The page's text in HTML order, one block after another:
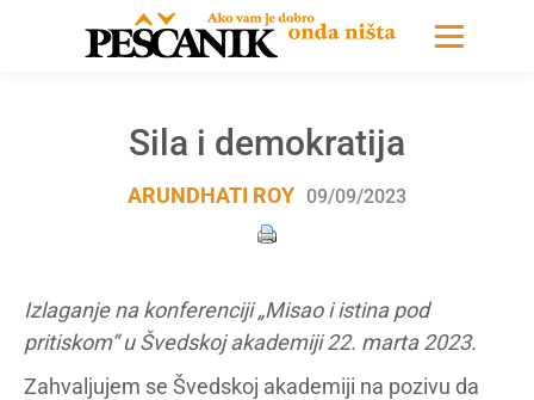
Sila i demokratija
ARUNDHATI ROY 09/09/2023
Izlaganje na konferenciji „Misao i istina pod
pritiskom“ u Švedskoj akademiji 22. marta 2023.
Zahvaljujem se Švedskoj akademiji na pozivu da